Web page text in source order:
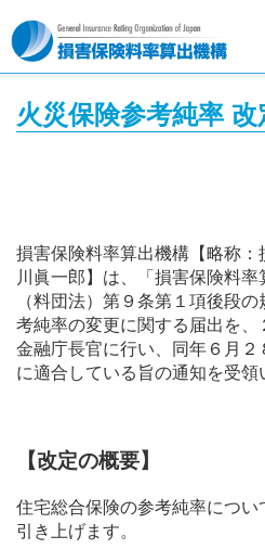
火災保険参考純率
損害保険料率算出機構【略称
川眞一郎】は、「損害保険料率
（料団法）第９条第１項後段
考純率の変更に関する届出を
金融庁長官に行い、同年６月
に適合している旨の通知を受領
【改定の概要】
住宅総合保険の参考純率につ
引き上げます。
HOME
ニュースリリース
機構について
保険料率の算出
自賠責の損害調査
刊行物
採用情報